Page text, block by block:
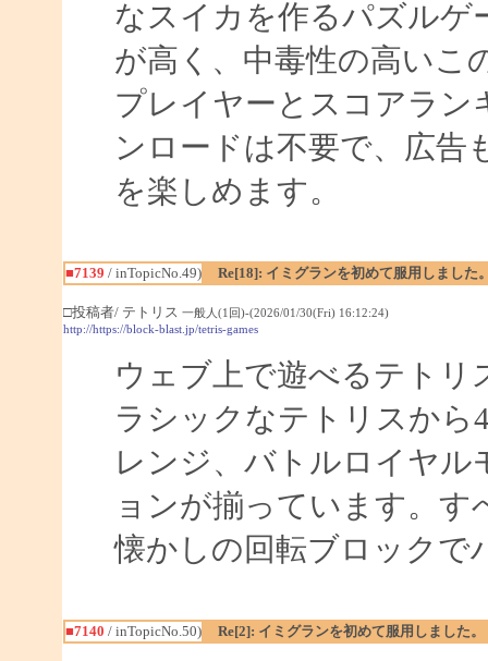
なスイカを作るパズルゲ
が高く、中毒性の高いこ
プレイヤーとスコアラ
ンロードは不要で、広告
を楽しめます。
■7139 / inTopicNo.49) Re[18]: イミグランを初めて服用しました
□投稿者/ テトリス 一般人(1回)-(2026/01/30(Fri) 16:12:24)
http://https://block-blast.jp/tetris-games
ウェブ上で遊べるテトリ
ラシックなテトリスから
レンジ、バトルロイヤル
ョンが揃っています。
懐かしの回転ブロックで
■7140 / inTopicNo.50) Re[2]: イミグランを初めて服用しました。